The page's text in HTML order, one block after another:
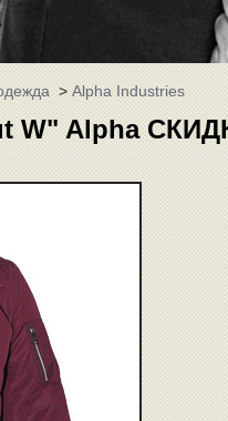
>Alpha Industries
W" Alpha